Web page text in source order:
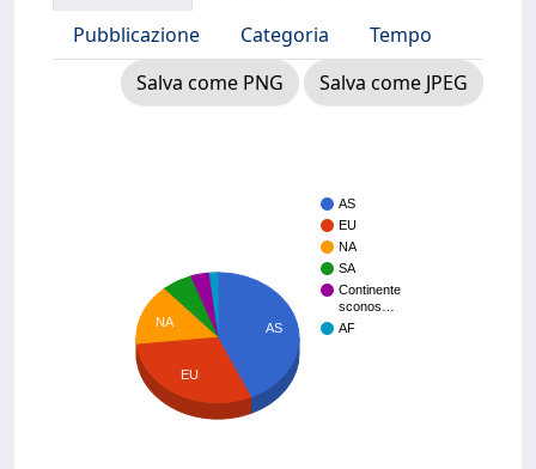
Pubblicazione
Categoria
Tempo
Salva come PNG
Salva come JPEG
AS
EU
NA
SA
Continente
sconos…
AF
AS
NA
EU